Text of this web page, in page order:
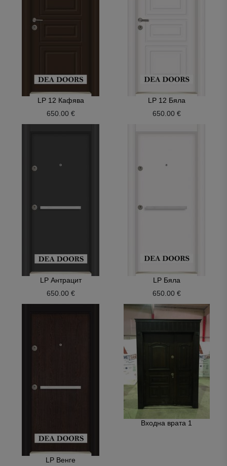
LP 12 Кафява
650.00 €
LP 12 Бяла
650.00 €
LP Антрацит
650.00 €
LP Бяла
650.00 €
LP Венге
Входна врата 1